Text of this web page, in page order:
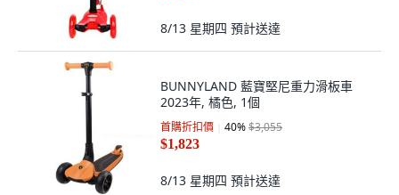
8/13 星期四 預計送達
BUNNYLAND 藍寶堅尼重力滑板車
2023年, 橘色, 1個
首購折扣價 40%$3,055
$1,823
8/13 星期四 預計送達